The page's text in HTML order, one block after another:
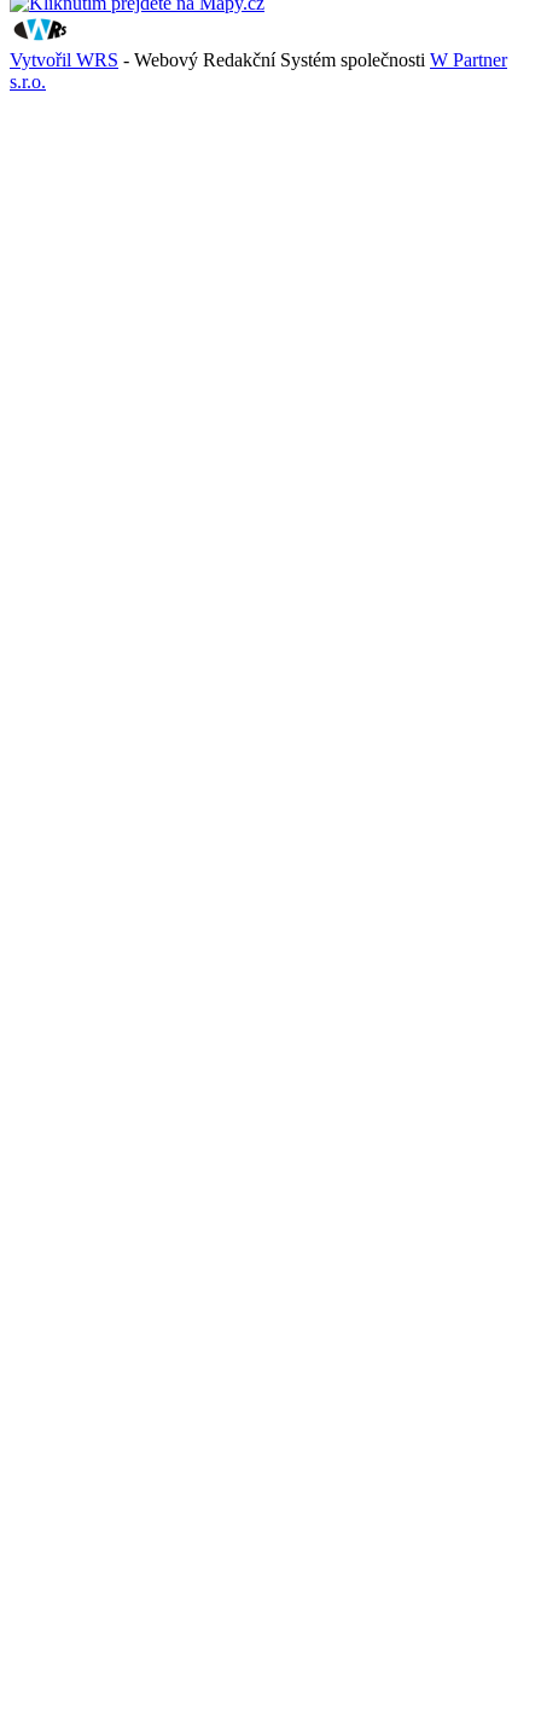
Vytvořil WRS - Webový Redakční Systém společnosti W Partner
s.r.o.